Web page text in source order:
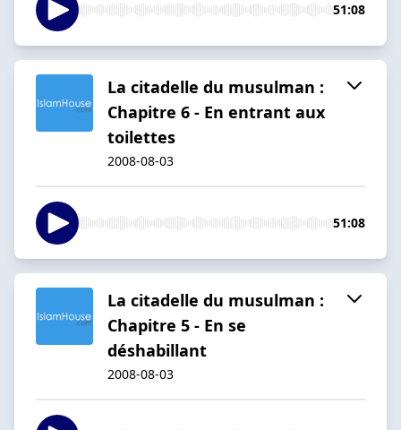
51:08
La citadelle du musulman :
Chapitre 6 - En entrant aux
toilettes
2008-08-03
51:08
La citadelle du musulman :
Chapitre 5 - En se
déshabillant
2008-08-03